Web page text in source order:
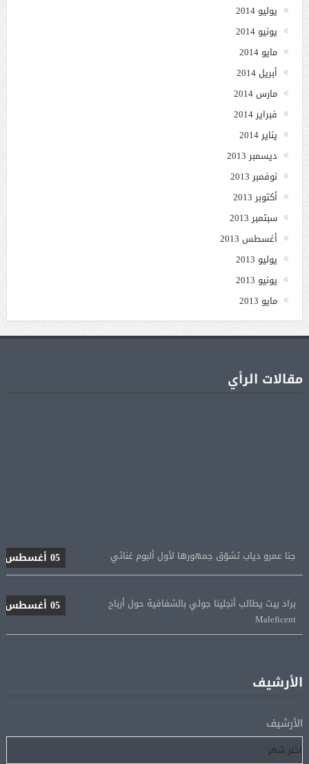
يوليو 2014
يونيو 2014
مايو 2014
أبريل 2014
مارس 2014
فبراير 2014
يناير 2014
ديسمبر 2013
نوفمبر 2013
أكتوبر 2013
سبتمبر 2013
أغسطس 2013
يوليو 2013
يونيو 2013
مايو 2013
مقالات الرأي
Maleficent
لإتمام انتقاله إلى طرابزون سبور
الأرشيف
الأرشيف